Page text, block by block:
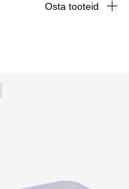
Osta tooteid